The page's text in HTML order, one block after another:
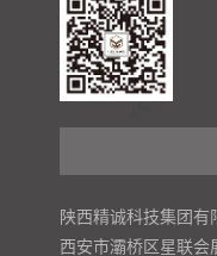
陕西精诚科技集团有
西安市灞桥区星联会